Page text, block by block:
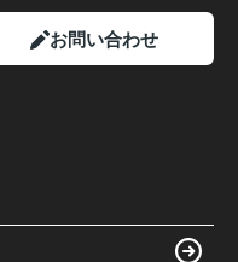
お問い合わせ